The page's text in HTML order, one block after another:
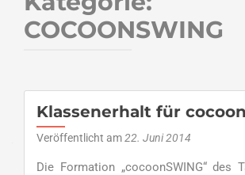
COCOONSWING
Klassenerhalt für
Veröffentlicht am22. Juni 2014
Die Formation „cocoonSWING“ des